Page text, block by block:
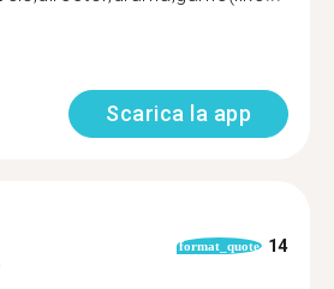
Scarica la app
format_quote 14